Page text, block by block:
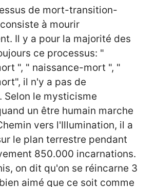
de mort-transition-
à mourir
Il y a pour la majorité des
ce processus: "
", " naissance-mort ", "
il n'y a pas de
Selon le mysticisme
un être humain marche
vers l'Illumination, il a
le plan terrestre pendant
850.000 incarnations.
on dit qu'on se réincarne 3
aimé que ce soit comme